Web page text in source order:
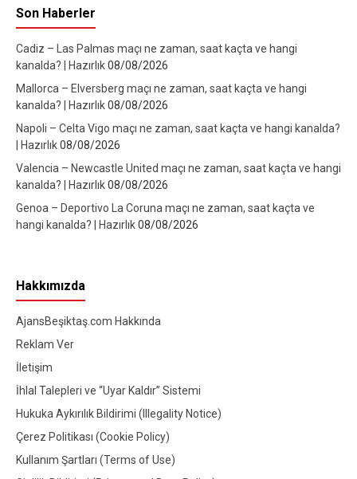
Son Haberler
Cadiz – Las Palmas maçı ne zaman, saat kaçta ve hangi
kanalda? | Hazırlık08/08/2026
Mallorca – Elversberg maçı ne zaman, saat kaçta ve hangi
kanalda? | Hazırlık08/08/2026
Napoli – Celta Vigo maçı ne zaman, saat kaçta ve hangi kanalda?
| Hazırlık08/08/2026
Valencia – Newcastle United maçı ne zaman, saat kaçta ve hangi
kanalda? | Hazırlık08/08/2026
Genoa – Deportivo La Coruna maçı ne zaman, saat kaçta ve
hangi kanalda? | Hazırlık08/08/2026
Hakkımızda
AjansBeşiktaş.com Hakkında
Reklam Ver
İletişim
İhlal Talepleri ve “Uyar Kaldır” Sistemi
Hukuka Aykırılık Bildirimi (Illegality Notice)
Çerez Politikası (Cookie Policy)
Kullanım Şartları (Terms of Use)